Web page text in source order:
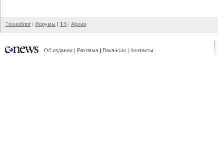
Техноблог | Форумы | ТВ | Архив
Об издании | Реклама | Вакансии | Контакты